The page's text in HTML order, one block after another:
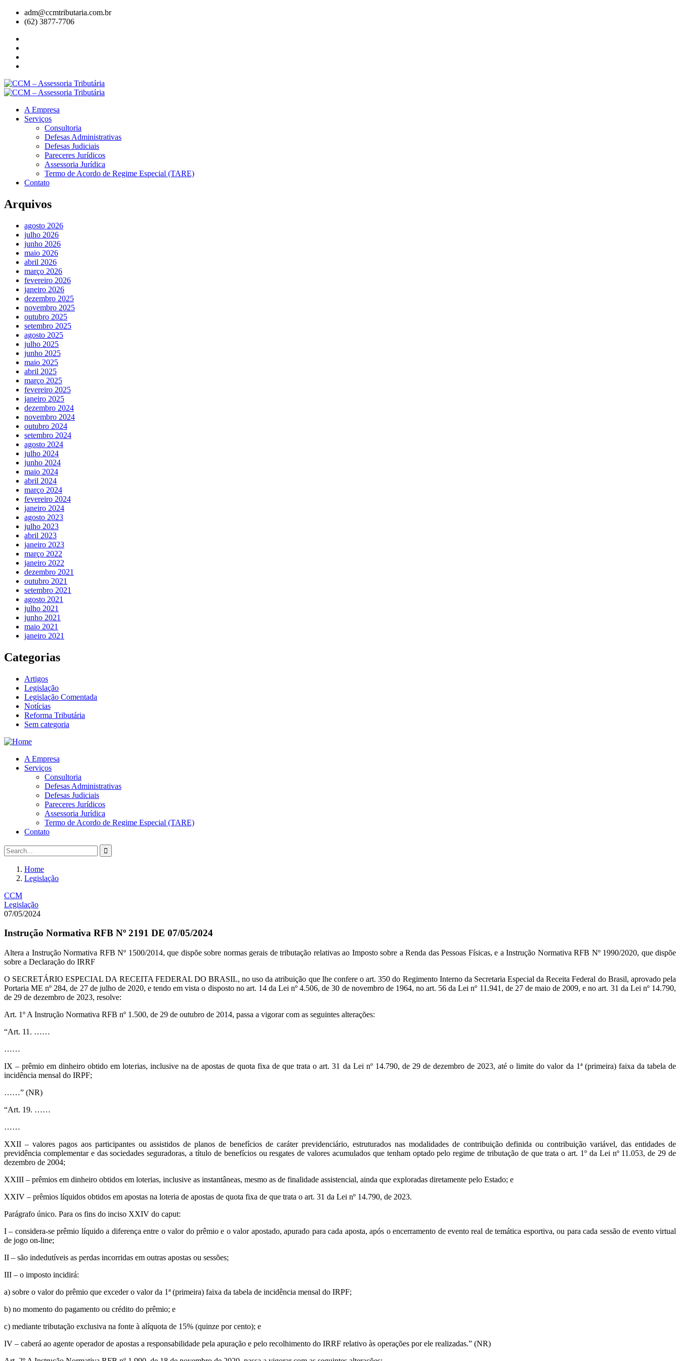
adm@ccmtributaria.com.br
(62) 3877-7706
A Empresa
Serviços
Consultoria
Defesas Administrativas
Defesas Judiciais
Pareceres Jurídicos
Assessoria Jurídica
Termo de Acordo de Regime Especial (TARE)
Contato
Arquivos
agosto 2026
julho 2026
junho 2026
maio 2026
abril 2026
março 2026
fevereiro 2026
janeiro 2026
dezembro 2025
novembro 2025
outubro 2025
setembro 2025
agosto 2025
julho 2025
junho 2025
maio 2025
abril 2025
março 2025
fevereiro 2025
janeiro 2025
dezembro 2024
novembro 2024
outubro 2024
setembro 2024
agosto 2024
julho 2024
junho 2024
maio 2024
abril 2024
março 2024
fevereiro 2024
janeiro 2024
agosto 2023
julho 2023
abril 2023
janeiro 2023
março 2022
janeiro 2022
dezembro 2021
outubro 2021
setembro 2021
agosto 2021
julho 2021
junho 2021
maio 2021
janeiro 2021
Categorias
Artigos
Legislação
Legislação Comentada
Notícias
Reforma Tributária
Sem categoria
A Empresa
Serviços
Consultoria
Defesas Administrativas
Defesas Judiciais
Pareceres Jurídicos
Assessoria Jurídica
Termo de Acordo de Regime Especial (TARE)
Contato
Home
Legislação
CCM
Legislação
07/05/2024
Instrução Normativa RFB Nº 2191 DE 07/05/2024
Altera a Instrução Normativa RFB Nº 1500/2014, que dispõe sobre normas gerais de tributação relativas ao Imposto sobre a Renda das Pessoas Físicas, e a Instrução Normativa RFB Nº 1990/2020, que dispõe
sobre a Declaração do IRRF
O SECRETÁRIO ESPECIAL DA RECEITA FEDERAL DO BRASIL, no uso da atribuição que lhe confere o art. 350 do Regimento Interno da Secretaria Especial da Receita Federal do Brasil, aprovado pela
Portaria ME nº 284, de 27 de julho de 2020, e tendo em vista o disposto no art. 14 da Lei nº 4.506, de 30 de novembro de 1964, no art. 56 da Lei nº 11.941, de 27 de maio de 2009, e no art. 31 da Lei nº 14.790,
de 29 de dezembro de 2023, resolve:
Art. 1º A Instrução Normativa RFB nº 1.500, de 29 de outubro de 2014, passa a vigorar com as seguintes alterações:
“Art. 11. ……
……
IX – prêmio em dinheiro obtido em loterias, inclusive na de apostas de quota fixa de que trata o art. 31 da Lei nº 14.790, de 29 de dezembro de 2023, até o limite do valor da 1ª (primeira) faixa da tabela de
incidência mensal do IRPF;
……” (NR)
“Art. 19. ……
……
XXII – valores pagos aos participantes ou assistidos de planos de benefícios de caráter previdenciário, estruturados nas modalidades de contribuição definida ou contribuição variável, das entidades de
previdência complementar e das sociedades seguradoras, a título de benefícios ou resgates de valores acumulados que tenham optado pelo regime de tributação de que trata o art. 1º da Lei nº 11.053, de 29 de
dezembro de 2004;
XXIII – prêmios em dinheiro obtidos em loterias, inclusive as instantâneas, mesmo as de finalidade assistencial, ainda que exploradas diretamente pelo Estado; e
XXIV – prêmios líquidos obtidos em apostas na loteria de apostas de quota fixa de que trata o art. 31 da Lei nº 14.790, de 2023.
Parágrafo único. Para os fins do inciso XXIV do caput:
I – considera-se prêmio líquido a diferença entre o valor do prêmio e o valor apostado, apurado para cada aposta, após o encerramento de evento real de temática esportiva, ou para cada sessão de evento virtual
de jogo on-line;
II – são indedutíveis as perdas incorridas em outras apostas ou sessões;
III – o imposto incidirá:
a) sobre o valor do prêmio que exceder o valor da 1ª (primeira) faixa da tabela de incidência mensal do IRPF;
b) no momento do pagamento ou crédito do prêmio; e
c) mediante tributação exclusiva na fonte à alíquota de 15% (quinze por cento); e
IV – caberá ao agente operador de apostas a responsabilidade pela apuração e pelo recolhimento do IRRF relativo às operações por ele realizadas.” (NR)